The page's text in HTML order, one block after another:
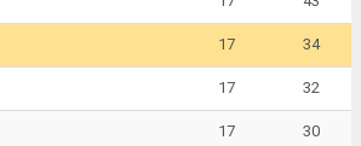
17 34
17 32
17 30